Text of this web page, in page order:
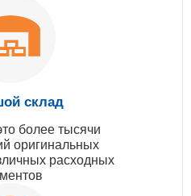
склад
более тысячи
оригинальных
расходных